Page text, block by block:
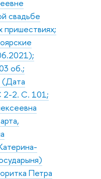
свадьбе
об.;
(Дата
2-2. С. 101;
Петра